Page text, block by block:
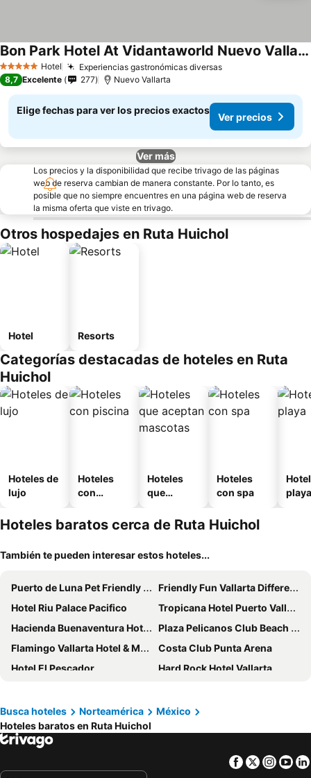
5 Estrellas Hotel Experiencias gastronómicas diversas
Bon Park Hotel At Vidantaworld Nuevo Vallarta
8,7 Excelente 277 Nuevo Vallarta
Elige fechas para ver los precios exactos
Ver precios
Ver más
Los precios y la disponibilidad que recibe trivago de las páginas
web de reserva cambian de manera constante. Por lo tanto, es
posible que no siempre encuentres en una página web de reserva
la misma oferta que viste en trivago.
Otros hospedajes en Ruta Huichol
Hotel Resorts
Categorías destacadas de hoteles en Ruta
Huichol
Hoteles de
lujo
Hoteles
con
Hoteles
que
mascotas
Hoteles
con spa
playa
Hoteles baratos cerca de Ruta Huichol
También te pueden interesar estos hoteles...
Puerto de Luna Pet Friendly and Family Suites
Friendly Fun Vallarta Different Experiences - All Inclusive
Hotel Riu Palace Pacifico
Tropicana Hotel Puerto Vallarta
Hacienda Buenaventura Hotel & Mexican Charm - All Inclusive
Plaza Pelicanos Club Beach Resort
Flamingo Vallarta Hotel & Marina
Costa Club Punta Arena
Hotel El Pescador
Hard Rock Hotel Vallarta
Holiday Inn Express Puerto Vallarta By Ihg
ZonaZ Boutique Hotel
Hotel Colonial Tijuana
Meliá Puerto Vallarta
Playa Los Arcos Hotel Beach Resort & Spa
Fray Junipero Serra
Busca hoteles Norteamérica
México
Hoteles baratos en Ruta Huichol
Facebook
Twitter